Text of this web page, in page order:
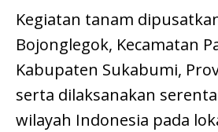
Kegiatan tanam
Bojonglegok, Kecamatan
Kabupaten Sukabumi,
serta dilaksanakan
wilayah Indonesia pada